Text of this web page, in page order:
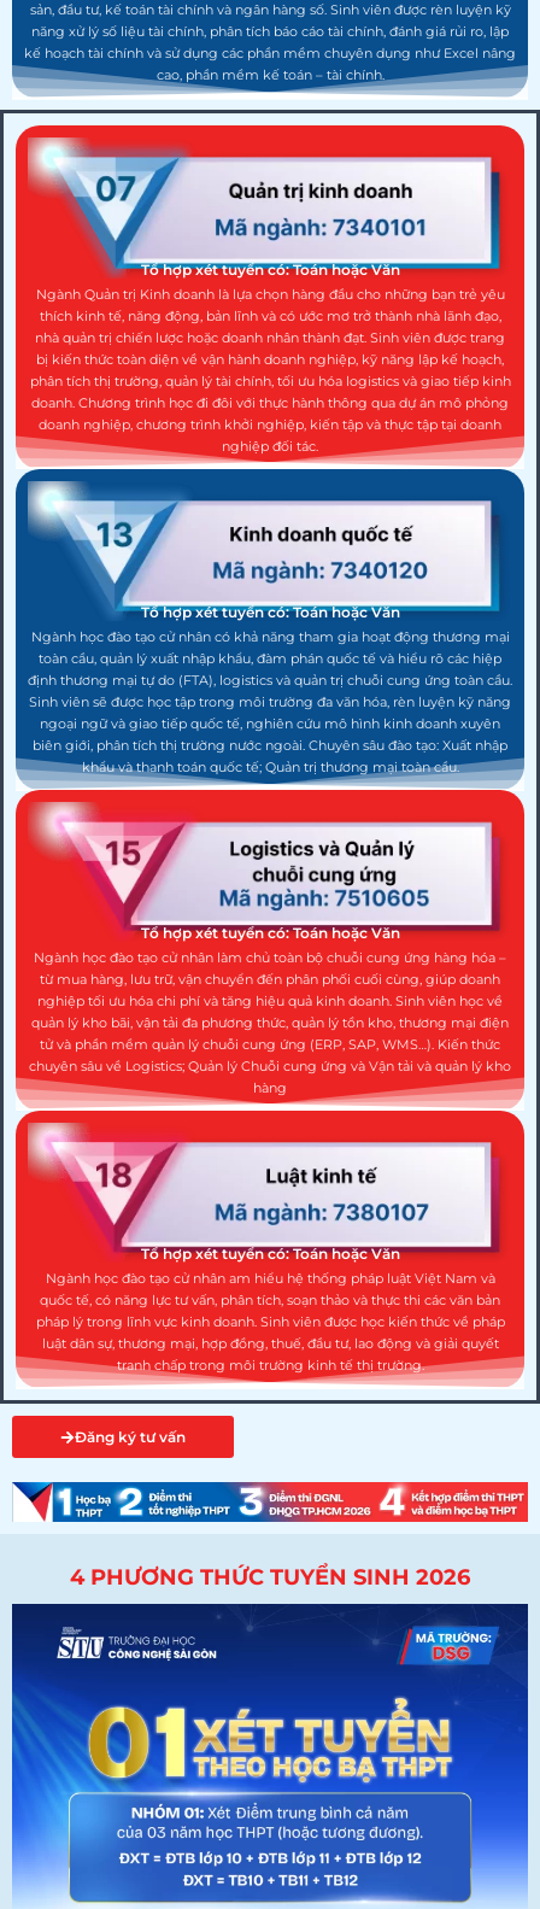
sản, đầu tư, kế toán tài chính và ngân hàng số. Sinh viên được rèn luyện kỹ
năng xử lý số liệu tài chính, phân tích báo cáo tài chính, đánh giá rủi ro, lập
kế hoạch tài chính và sử dụng các phần mềm chuyên dụng như Excel nâng
cao, phần mềm kế toán – tài chính.
Tổ hợp xét tuyển có: Toán hoặc Văn
Ngành Quản trị Kinh doanh là lựa chọn hàng đầu cho những bạn trẻ yêu
thích kinh tế, năng động, bản lĩnh và có ước mơ trở thành nhà lãnh đạo,
nhà quản trị chiến lược hoặc doanh nhân thành đạt. Sinh viên được trang
bị kiến thức toàn diện về vận hành doanh nghiệp, kỹ năng lập kế hoạch,
phân tích thị trường, quản lý tài chính, tối ưu hóa logistics và giao tiếp kinh
doanh. Chương trình học đi đôi với thực hành thông qua dự án mô phỏng
doanh nghiệp, chương trình khởi nghiệp, kiến tập và thực tập tại doanh
nghiệp đối tác.
Tổ hợp xét tuyển có: Toán hoặc Văn
Ngành học đào tạo cử nhân có khả năng tham gia hoạt động thương mại
toàn cầu, quản lý xuất nhập khẩu, đàm phán quốc tế và hiểu rõ các hiệp
định thương mại tự do (FTA), logistics và quản trị chuỗi cung ứng toàn cầu.
Sinh viên sẽ được học tập trong môi trường đa văn hóa, rèn luyện kỹ năng
ngoại ngữ và giao tiếp quốc tế, nghiên cứu mô hình kinh doanh xuyên
biên giới, phân tích thị trường nước ngoài. Chuyên sâu đào tạo: Xuất nhập
khẩu và thanh toán quốc tế; Quản trị thương mại toàn cầu.
Tổ hợp xét tuyển có: Toán hoặc Văn
Ngành học đào tạo cử nhân làm chủ toàn bộ chuỗi cung ứng hàng hóa –
từ mua hàng, lưu trữ, vận chuyển đến phân phối cuối cùng, giúp doanh
nghiệp tối ưu hóa chi phí và tăng hiệu quả kinh doanh. Sinh viên học về
quản lý kho bãi, vận tải đa phương thức, quản lý tồn kho, thương mại điện
tử và phần mềm quản lý chuỗi cung ứng (ERP, SAP, WMS…). Kiến thức
chuyên sâu về Logistics; Quản lý Chuỗi cung ứng và Vận tải và quản lý kho
hàng
Tổ hợp xét tuyển có: Toán hoặc Văn
Ngành học đào tạo cử nhân am hiểu hệ thống pháp luật Việt Nam và
quốc tế, có năng lực tư vấn, phân tích, soạn thảo và thực thi các văn bản
pháp lý trong lĩnh vực kinh doanh. Sinh viên được học kiến thức về pháp
luật dân sự, thương mại, hợp đồng, thuế, đầu tư, lao động và giải quyết
tranh chấp trong môi trường kinh tế thị trường.
Đăng ký tư vấn
4 PHƯƠNG THỨC TUYỂN SINH 2026